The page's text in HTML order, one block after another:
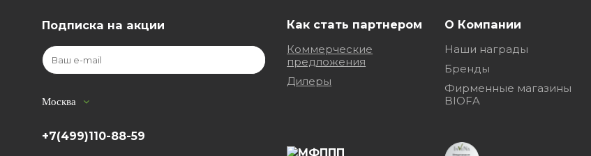
Подписка на акции
Москва
+7(499)110-88-59
Как стать партнером
Коммерческие
предложения
Дилеры
О Компании
Наши награды
Бренды
Фирменные магазины
BIOFA